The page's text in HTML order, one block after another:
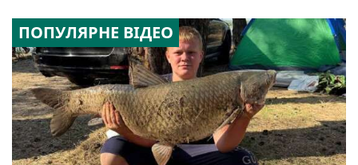
ПОПУЛЯРНЕ ВІДЕО